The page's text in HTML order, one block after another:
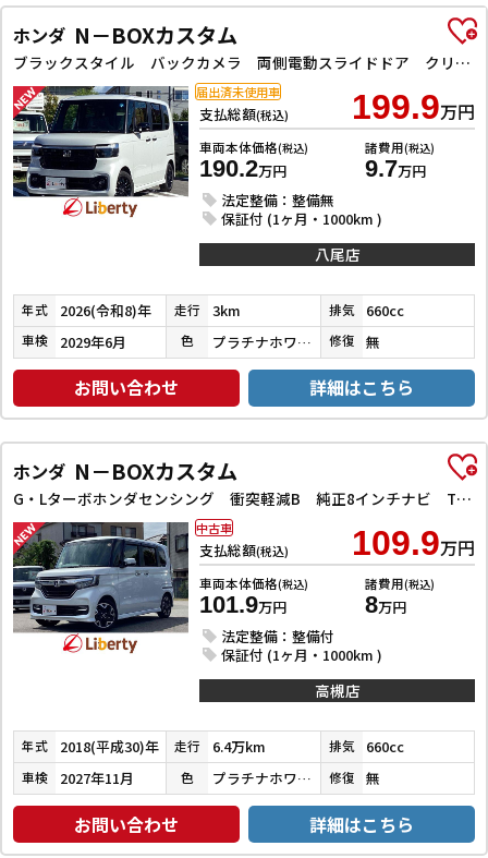
ホンダ N－BOXカスタム
ブラックスタイル バックカメラ 両側電動スライドドア クリアランスソナー オートクルーズコントロール レーンアシスト 衝突被害軽減システム オートライト LEDヘッドランプ スマートキー アイドリングストップ
支払総額(税込) 199.9万円
車両本体価格(税込)
190.2万円
諸費用(税込)
9.7万円
法定整備：整備無
保証付 (1ヶ月・1000km )
届出済未使用車
八尾店
年式 2026(令和8)年 走行 3km 排気 660cc
車検 2029年6月 色 プラチナホワイトパール 修復 無
お問い合わせ 詳細はこちら
ホンダ N－BOXカスタム
G・Lターボホンダセンシング 衝突軽減B 純正8インチナビ TV Bluetooth対応 Bカメラ ビルドインETC 両側自動ドア アダプティブクルーズコントロール 革巻きステアリング パドルシフト LEDヘッドライト スマートキ
支払総額(税込) 109.9万円
車両本体価格(税込)
101.9万円
諸費用(税込)
8万円
法定整備：整備付
保証付 (1ヶ月・1000km )
中古車
高槻店
年式 2018(平成30)年 走行 6.4万km 排気 660cc
車検 2027年11月 色 プラチナホワイトパール 修復 無
お問い合わせ 詳細はこちら